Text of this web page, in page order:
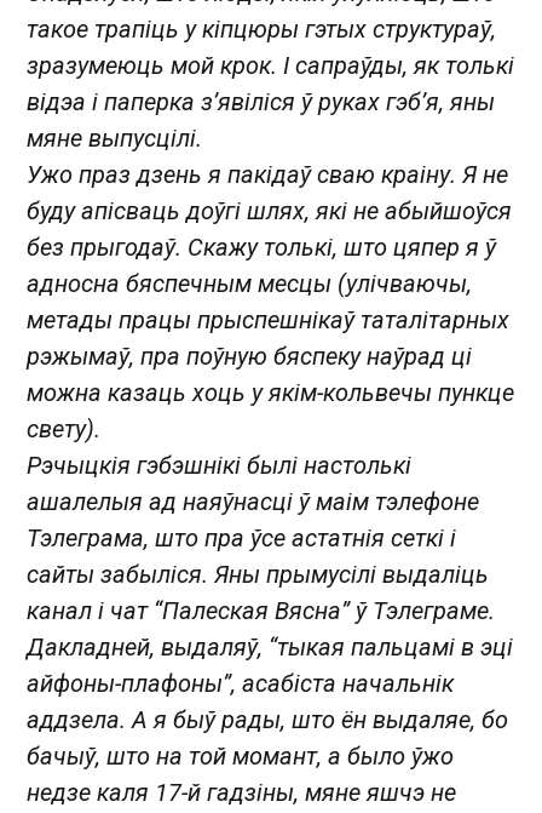
такое трапіць у кіпцюры гэтых структураў,
зразумеюць мой крок. І сапраўды, як толькі
відэа і паперка з’явіліся ў руках гэб’я, яны
мяне выпусцілі.
Ужо праз дзень я пакідаў сваю краіну. Я не
буду апісваць доўгі шлях, які не абыйшоўся
без прыгодаў. Скажу толькі, што цяпер я ў
адносна бяспечным месцы (улічваючы,
метады працы прыспешнікаў таталітарных
рэжымаў, пра поўную бяспеку наўрад ці
можна казаць хоць у якім-кольвечы пункце
свету).
Рэчыцкія гэбэшнікі былі настолькі
ашалелыя ад наяўнасці ў маім тэлефоне
Тэлеграма, што пра ўсе астатнія сеткі і
сайты забыліся. Яны прымусілі выдаліць
канал і чат “Палеская Вясна” ў Тэлеграме.
Дакладней, выдаляў, “тыкая пальцамі в эці
айфоны-плафоны”, асабіста начальнік
аддзела. А я быў рады, што ён выдаляе, бо
бачыў, што на той момант, а было ўжо
недзе каля 17-й гадзіны, мяне яшчэ не